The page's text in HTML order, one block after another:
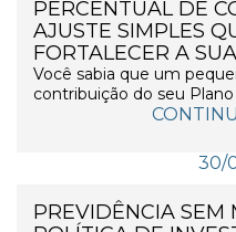
PERCENTUAL DE
AJUSTE SIMPLES
FORTALECER A
Você sabia que um
contribuição do seu
30/
PREVIDÊNCIA SEM